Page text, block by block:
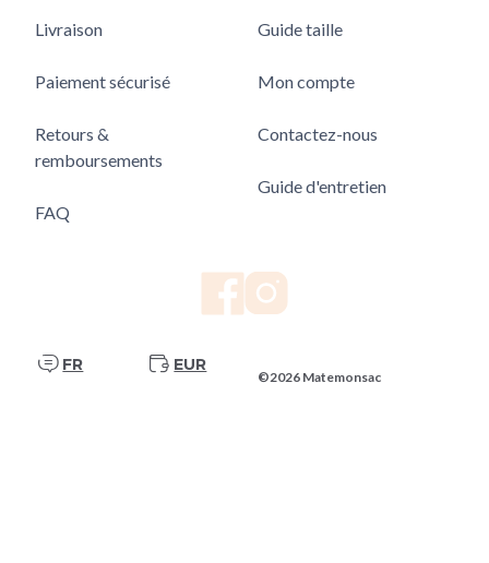
Livraison
Paiement sécurisé
Retours &
remboursements
FAQ
Guide taille
Mon compte
Contactez-nous
Guide d'entretien
FR EUR
©2026 Matemonsac